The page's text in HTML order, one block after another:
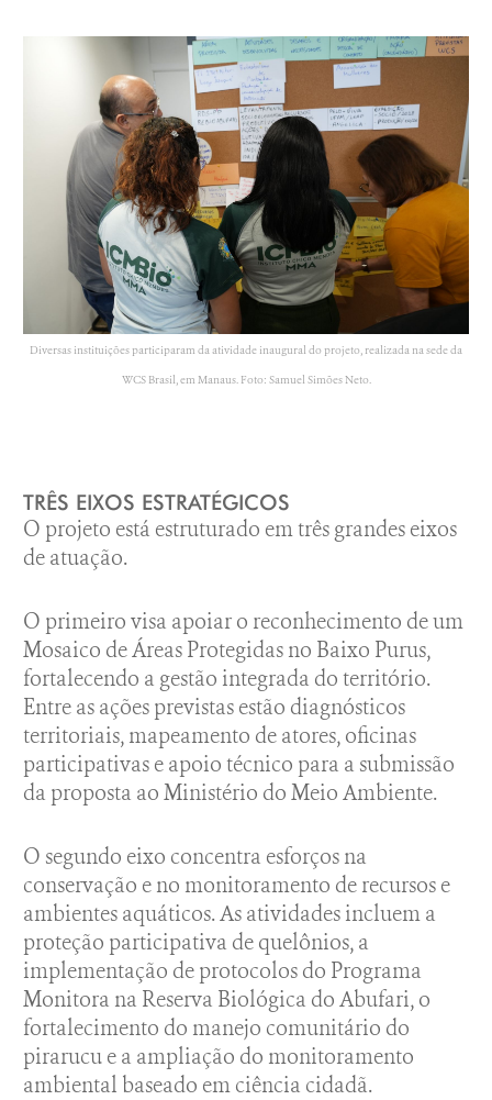
Diversas instituições participaram da atividade inaugural do projeto, realizada na sede da
WCS Brasil, em Manaus. Foto: Samuel Simões Neto.
TRÊS EIXOS ESTRATÉGICOS
O projeto está estruturado em três grandes eixos
de atuação.
O primeiro visa apoiar o reconhecimento de um
Mosaico de Áreas Protegidas no Baixo Purus,
fortalecendo a gestão integrada do território.
Entre as ações previstas estão diagnósticos
territoriais, mapeamento de atores, oficinas
participativas e apoio técnico para a submissão
da proposta ao Ministério do Meio Ambiente.
O segundo eixo concentra esforços na
conservação e no monitoramento de recursos e
ambientes aquáticos. As atividades incluem a
proteção participativa de quelônios, a
implementação de protocolos do Programa
Monitora na Reserva Biológica do Abufari, o
fortalecimento do manejo comunitário do
pirarucu e a ampliação do monitoramento
ambiental baseado em ciência cidadã.